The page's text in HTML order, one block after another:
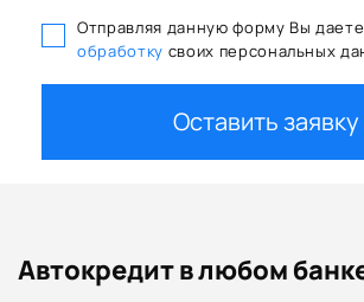
Отправляя данную форму Вы даете
обработку своих персональных
Оставить заявку
Автокредит в любом